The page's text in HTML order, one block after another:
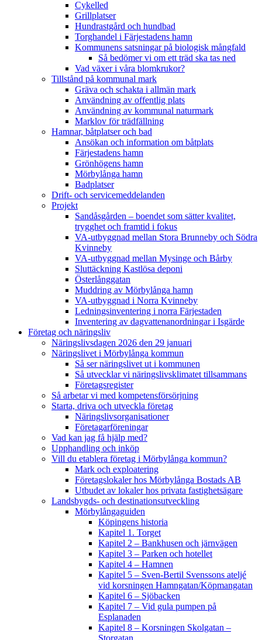
Cykelled
Grillplatser
Hundrastgård och hundbad
Torghandel i Färjestadens hamn
Kommunens satsningar på biologisk mångfald
Så bedömer vi om ett träd ska tas ned
Vad växer i våra blomkrukor?
Tillstånd på kommunal mark
Gräva och schakta i allmän mark
Användning av offentlig plats
Användning av kommunal naturmark
Marklov för trädfällning
Hamnar, båtplatser och bad
Ansökan och information om båtplats
Färjestadens hamn
Grönhögens hamn
Mörbylånga hamn
Badplatser
Drift- och servicemeddelanden
Projekt
Sandåsgården – boendet som sätter kvalitet,
trygghet och framtid i fokus
VA-utbyggnad mellan Stora Brunneby och Södra
Kvinneby
VA-utbyggnad mellan Mysinge och Bårby
Sluttäckning Kastlösa deponi
Österlånggatan
Muddring av Mörbylånga hamn
VA-utbyggnad i Norra Kvinneby
Ledningsinventering i norra Färjestaden
Inventering av dagvattenanordningar i Isgärde
Företag och näringsliv
Näringslivsdagen 2026 den 29 januari
Näringslivet i Mörbylånga kommun
Så ser näringslivet ut i kommunen
Så utvecklar vi näringslivsklimatet tillsammans
Företagsregister
Så arbetar vi med kompetensförsörjning
Starta, driva och utveckla företag
Näringslivsorganisationer
Företagarföreningar
Vad kan jag få hjälp med?
Upphandling och inköp
Vill du etablera företag i Mörbylånga kommun?
Mark och exploatering
Företagslokaler hos Mörbylånga Bostads AB
Utbudet av lokaler hos privata fastighetsägare
Landsbygds- och destinationsutveckling
Mörbylångaguiden
Köpingens historia
Kapitel 1. Torget
Kapitel 2 – Bankhusen och järnvägen
Kapitel 3 – Parken och hotellet
Kapitel 4 – Hamnen
Kapitel 5 – Sven-Bertil Svenssons ateljé
vid korsningen Hamngatan/Köpmangatan
Kapitel 6 – Sjöbacken
Kapitel 7 – Vid gula pumpen på
Esplanaden
Kapitel 8 – Korsningen Skolgatan –
Storgatan